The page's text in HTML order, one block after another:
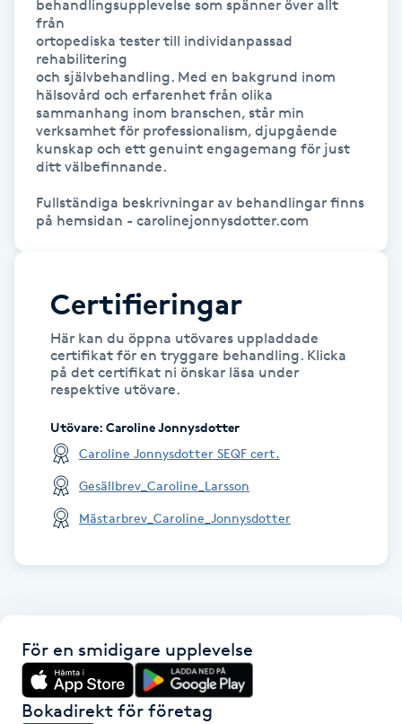
Gruppträning
Gua Sha-massage
Hatha Yoga
Headspa
Herrklippning
Hot Stone Massage
Hot yoga
Hudföryngring
Hudvård
Hyaluronsyra
behandlingsupplevelse som spänner över allt
från
ortopediska tester till individanpassad
rehabilitering
och självbehandling. Med en bakgrund inom
hälsovård och erfarenhet från olika
sammanhang inom branschen, står min
verksamhet för professionalism, djupgående
kunskap och ett genuint engagemang för just
ditt välbefinnande.
Fullständiga beskrivningar av behandlingar finns
på hemsidan - carolinejonnysdotter.com
Certifieringar
Här kan du öppna utövares uppladdade
certifikat för en tryggare behandling. Klicka
på det certifikat ni önskar läsa under
respektive utövare.
Utövare: Caroline Jonnysdotter
Caroline Jonnysdotter SEQF cert.
Gesällbrev_Caroline_Larsson
Mästarbrev_Caroline_Jonnysdotter
För en smidigare upplevelse
Bokadirekt för företag